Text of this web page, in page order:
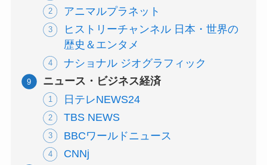
アニマルプラネット
ヒストリーチャンネル 日本・世界の
歴史＆エンタメ
ナショナル ジオグラフィック
ニュース・ビジネス経済
日テレNEWS24
TBS NEWS
BBCワールドニュース
CNNj